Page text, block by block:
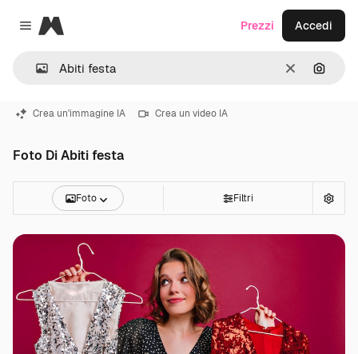
Close menu
Magnific
CancellaCerca
Prezzi Accedi
Crea un'immagine IA Crea un video IA
Foto Di Abiti festa
Foto Filtri